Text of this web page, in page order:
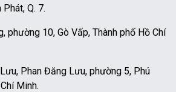
Q. 7.
phường 10, Gò Vấp, Thành phố Hồ Chí
Phan Đăng Lưu, phường 5, Phú
Minh.